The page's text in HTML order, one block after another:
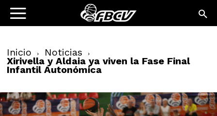
Inicio Noticias
Xirivella y Aldaia ya viven la Fase Final
Infantil Autonómica